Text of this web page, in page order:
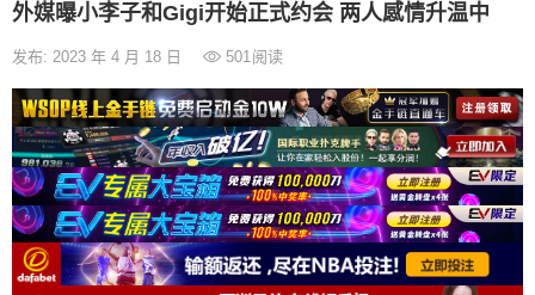
外媒曝小李子和Gigi开始正式约会 两人感情升温中
发布: 2023 年 4 月 18 日 501阅读